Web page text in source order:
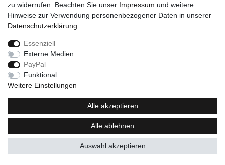
zu widerrufen. Beachten Sie unser Impressum und weitere
Hinweise zur Verwendung personenbezogener Daten in unserer
Daten­schutz­erklärung
Essenziell
Externe Medien
PayPal
Funktional
Weitere Einstellungen
Alle akzeptieren
Alle ablehnen
Auswahl akzeptieren